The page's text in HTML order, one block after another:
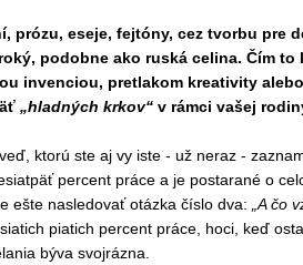
prózu, eseje, fejtóny, cez tvorbu pre
podobne ako ruská celina. Čím to
invenciou, pretlakom kreativity alebo
„hladných krkov“v rámci vašej
ktorú ste aj vy iste - už neraz -
percent práce a je postarané o
ešte nasledovať otázka číslo dva:
„A čo
piatich percent práce, hoci, keď
býva svojrázna.